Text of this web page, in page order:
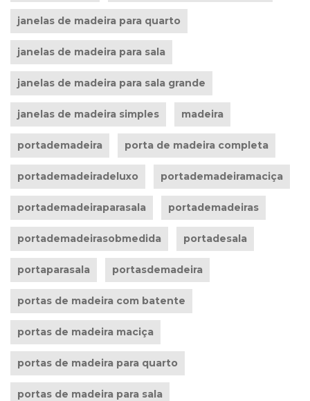
janelas de madeira para quarto
janelas de madeira para sala
janelas de madeira para sala grande
janelas de madeira simples madeira
portademadeira porta de madeira completa
portademadeiradeluxo portademadeiramaciça
portademadeiraparasala portademadeiras
portademadeirasobmedida portadesala
portaparasala portasdemadeira
portas de madeira com batente
portas de madeira maciça
portas de madeira para quarto
portas de madeira para sala